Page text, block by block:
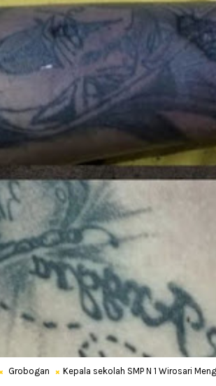
Grobogan Kepala sekolah SMP N 1 Wirosari